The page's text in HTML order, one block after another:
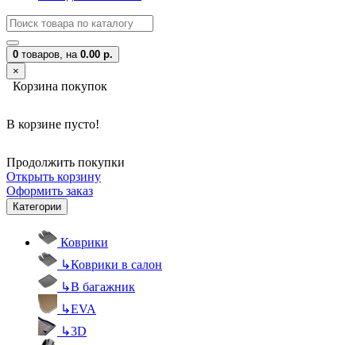
0 товаров, на 0.00 р.
×
Корзина покупок
В корзине пусто!
Продолжить покупки
Открыть корзину
Оформить заказ
Категории
Коврики
↳Коврики в салон
↳В багажник
↳EVA
↳3D